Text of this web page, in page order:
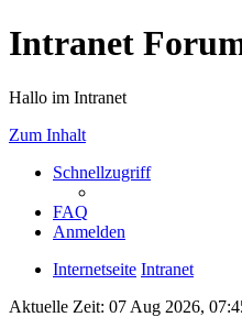
Intranet
Hallo im Intranet
Zum Inhalt
Schnellzugriff
FAQ
Anmelden
Internetseite Intranet
Aktuelle Zeit: 07 Aug 2026,